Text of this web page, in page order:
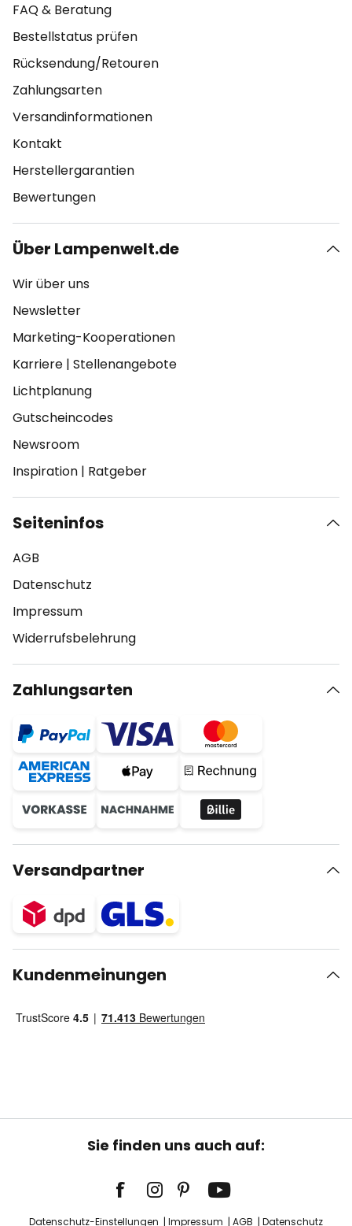
FAQ & Beratung
Bestellstatus prüfen
Rücksendung/Retouren
Zahlungsarten
Versandinformationen
Kontakt
Herstellergarantien
Bewertungen
Über Lampenwelt.de
Wir über uns
Newsletter
Marketing-Kooperationen
Karriere | Stellenangebote
Lichtplanung
Gutscheincodes
Newsroom
Inspiration | Ratgeber
Seiteninfos
AGB
Datenschutz
Impressum
Widerrufsbelehrung
Zahlungsarten
Versandpartner
Kundenmeinungen
Sie finden uns auch auf:
Datenschutz-Einstellungen Impressum AGB Datenschutz